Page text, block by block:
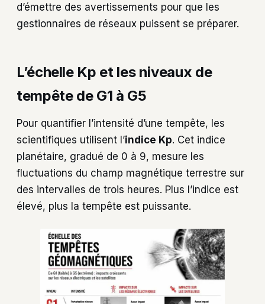
d’émettre des avertissements pour que les
gestionnaires de réseaux puissent se préparer.
L’échelle Kp et les niveaux de
tempête de G1 à G5
Pour quantifier l’intensité d’une tempête, les
scientifiques utilisent l’indice Kp. Cet indice
planétaire, gradué de 0 à 9, mesure les
fluctuations du champ magnétique terrestre sur
des intervalles de trois heures. Plus l’indice est
élevé, plus la tempête est puissante.